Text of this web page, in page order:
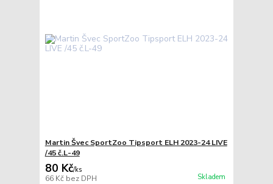
Martin Švec SportZoo Tipsport ELH 2023-24 LIVE
/45 č.L-49
80 Kč/ks
66 Kč bez DPH Skladem